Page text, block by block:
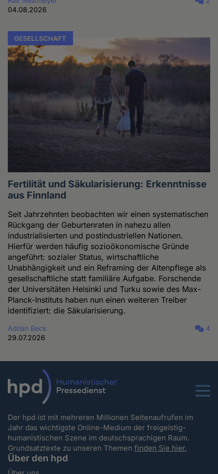
04.08.2026
GESELLSCHAFT
Fertilität und Säkularisierung: Erkenntnisse
aus Finnland
Seit Jahrzehnten beobachten wir einen systematischen
Rückgang der Geburtenraten in nahezu allen
industrialisierten und postindustriellen Nationen.
Hierfür werden häufig sozioökonomische Gründe
angeführt: sozialer Status, wirtschaftliche
Unabhängigkeit und ein Reframing der Altenpflege als
gesellschaftliche statt familiäre Aufgabe. Forschende
der Universitäten Helsinki und Turku sowie des Max-
Planck-Instituts haben nun einen weiteren Treiber
identifiziert: die Säkularisierung.
Adrian Beck
29.07.2026
4
Menu
Der hpd ist mit mehreren Millionen Seitenaufrufen im
Jahr das wichtigste Online-Medium der freigeistig-
humanistischen Szene im deutschsprachigen Raum.
Grundsatztexte zu unseren Themenfinden Sie hier.
Über den hpd